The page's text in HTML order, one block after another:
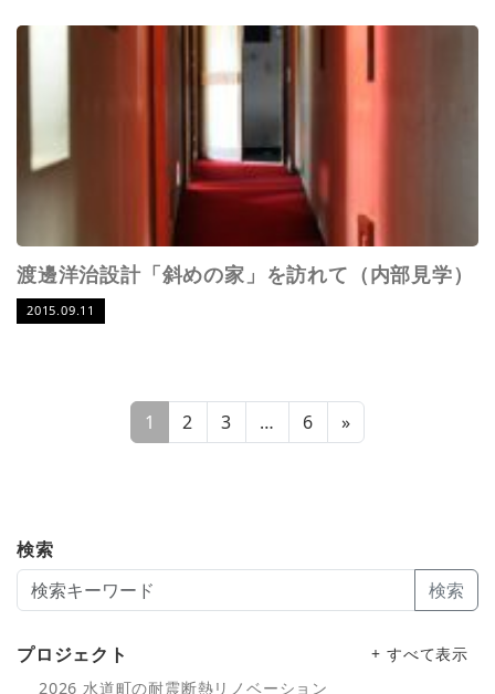
渡邊洋治設計「斜めの家」を訪れて（内部見学）
2015.09.11
1 2 3 … 6 »
検索
検索
プロジェクト
+ すべて表示
2026 水道町の耐震断熱リノベーション